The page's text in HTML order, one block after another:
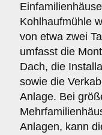
Kohlhaufmühle
von etwa zwei
umfasst die
Dach, die
sowie die
Anlage. Bei
Anlagen, kann